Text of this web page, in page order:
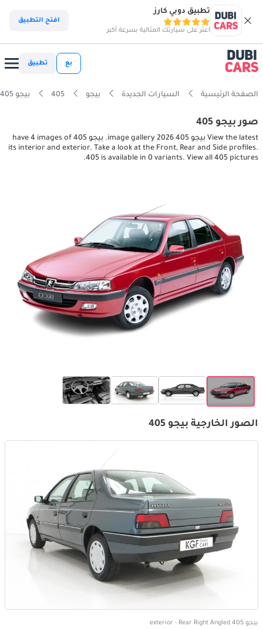
تطبيق دوبي كارز
اعثر على سيارتك المثالية بسرعة أكبر
افتح التطبيق
بع تطبيق
الصفحة الرئيسية السيارات الجديدة بيجو 405 بيجو 405 interior, exterior pictures
صور بيجو 405
View the latest بيجو 405 2026 image gallery. بيجو 405 have 4 images of
its interior and exterior. Take a look at the Front, Rear and Side profiles.
405 is available in 0 variants. View all 405 pictures.
الصور الخارجية بيجو 405
بيجو 405 exterior - Rear Right Angled